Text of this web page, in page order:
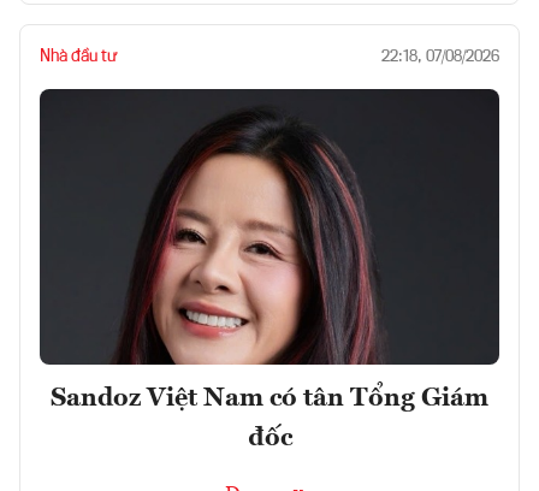
Nhà đầu tư 22:18, 07/08/2026
Sandoz Việt Nam có tân Tổng Giám
đốc